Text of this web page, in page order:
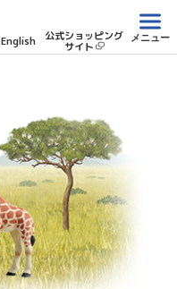
English 公式ショッピング
サイト
メニュー